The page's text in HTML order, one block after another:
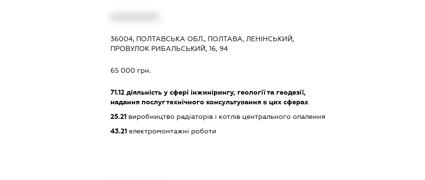
36004, ПОЛТАВСЬКА ОБЛ., ПОЛТАВА, ЛЕНІНСЬКИЙ,
ПРОВУЛОК РИБАЛЬСЬКИЙ, 16, 94
65 000 грн.
71.12 діяльність у сфері інжинірингу, геології та геодезії,
надання послуг технічного консультування в цих сферах
25.21 виробництво радіаторів і котлів центрального опалення
43.21 електромонтажні роботи